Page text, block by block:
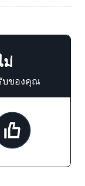
ม่
บของคุณ